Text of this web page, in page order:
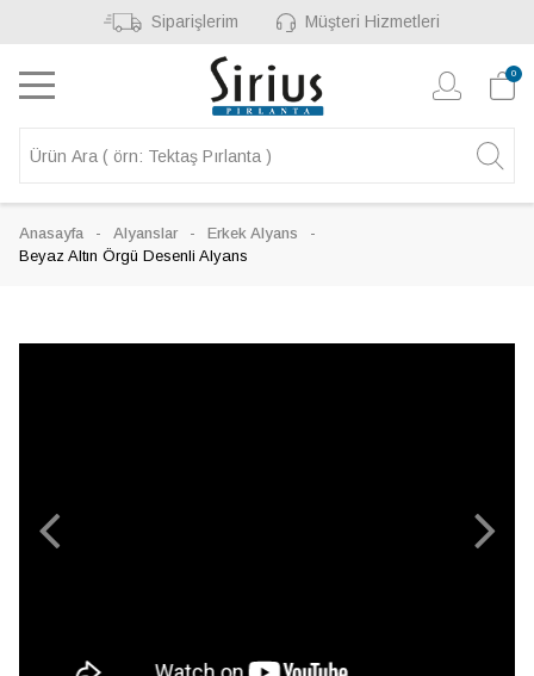
Siparişlerim Müşteri Hizmetleri
0
Anasayfa Alyanslar
Erkek Alyans
Beyaz Altın Örgü Desenli Alyans